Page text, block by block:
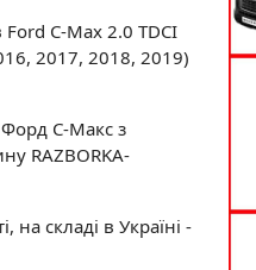
C-Max 2.0 TDCI
2017, 2018, 2019)
С-Макс з
RAZBORKA-
на складі в Україні -